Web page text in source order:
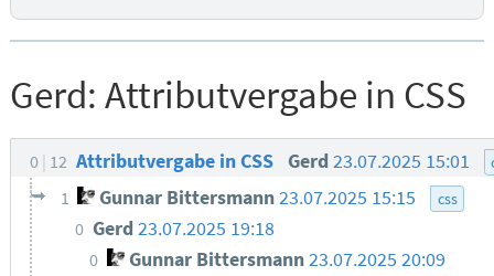
Gerd: Attributvergabe in CSS
0 12 Attributvergabe in CSS Gerd 23.07.2025 15:01
1 Gunnar Bittersmann23.07.2025 15:15 css
0 Gerd 23.07.2025 19:18
0 Gunnar Bittersmann23.07.2025 20:09